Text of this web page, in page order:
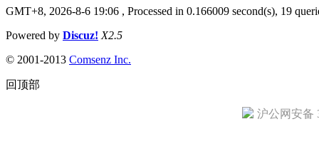
GMT+8, 2026-8-6 19:06 , Processed in 0.166009 second(s), 19
Powered by Discuz! X2.5
© 2001-2013 Comsenz Inc.
回顶部
沪公网安备